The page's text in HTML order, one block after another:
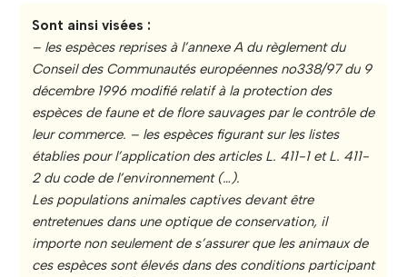
Sont ainsi visées :
– les espèces reprises à l’annexe A du règlement du
Conseil des Communautés européennes no338/97 du 9
décembre 1996 modifié relatif à la protection des
espèces de faune et de flore sauvages par le contrôle de
leur commerce. – les espèces figurant sur les listes
établies pour l’application des articles L. 411-1 et L. 411-
2 du code de l’environnement (…).
Les populations animales captives devant être
entretenues dans une optique de conservation, il
importe non seulement de s’assurer que les animaux de
ces espèces sont élevés dans des conditions participant